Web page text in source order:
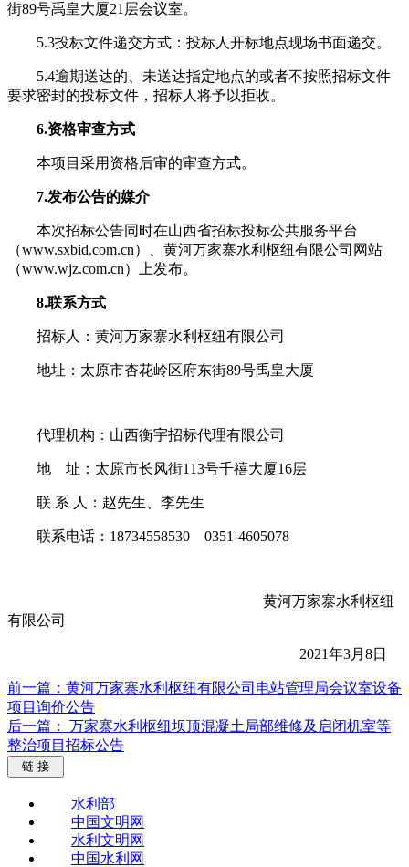
街89号禹皇大厦21层会议室。
5.3投标文件递交方式：投标人开标地点现场书面递交。
5.4逾期送达的、未送达指定地点的或者不按照招标文件
要求密封的投标文件，招标人将予以拒收。
6.资格审查方式
本项目采用资格后审的审查方式。
7.发布公告的媒介
本次招标公告同时在山西省招标投标公共服务平台
（www.sxbid.com.cn）、黄河万家寨水利枢纽有限公司网站
（www.wjz.com.cn）上发布。
8.联系方式
招标人：黄河万家寨水利枢纽有限公司
地址：太原市杏花岭区府东街89号禹皇大厦
代理机构：山西衡宇招标代理有限公司
地 址：太原市长风街113号千禧大厦16层
联 系 人：赵先生、李先生
联系电话：18734558530 0351-4605078
黄河万家寨水利枢纽
有限公司
2021年3月8日
前一篇： ​黄河万家寨水利枢纽有限公司电站管理局会议室设备
项目询价公告
后一篇： 万家寨水利枢纽坝顶混凝土局部维修及启闭机室等
整治项目招标公告
链 接
水利部
中国文明网
水利文明网
中国水利网